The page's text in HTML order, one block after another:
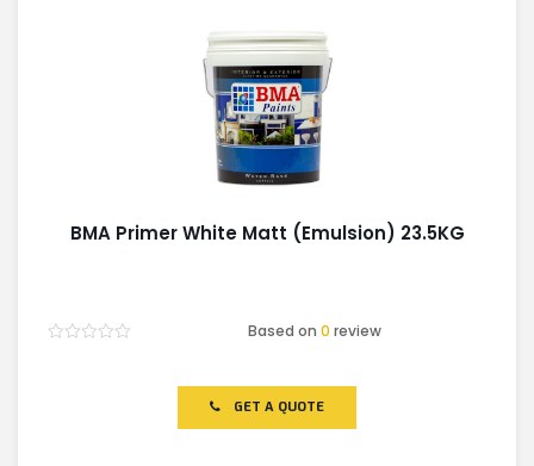
BMA Primer White Matt (Emulsion) 23.5KG
Based on0 review
GET A QUOTE